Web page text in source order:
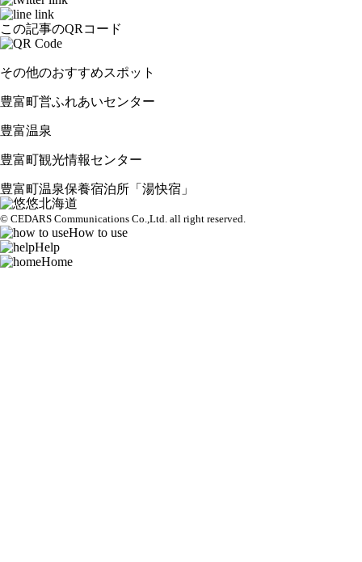
この記事のQRコード
その他のおすすめスポット
豊富町営ふれあいセンター
豊富温泉
豊富町観光情報センター
豊富町温泉保養宿泊所「湯快宿」
© CEDARS Communications Co.,Ltd. all right reserved.
How to use
Help
Home